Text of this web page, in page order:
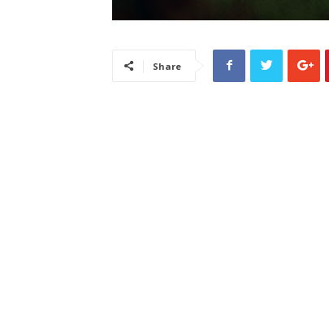
Share